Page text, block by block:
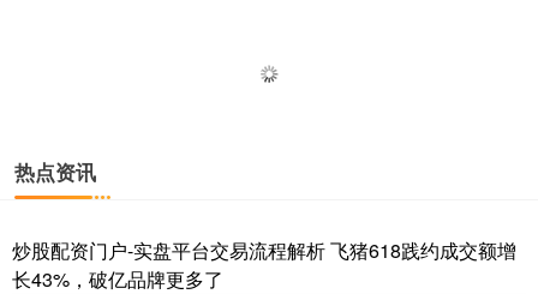
热点资讯
炒股配资门户-实盘平台交易流程解析 飞猪618践约成交额增
长43%，破亿品牌更多了